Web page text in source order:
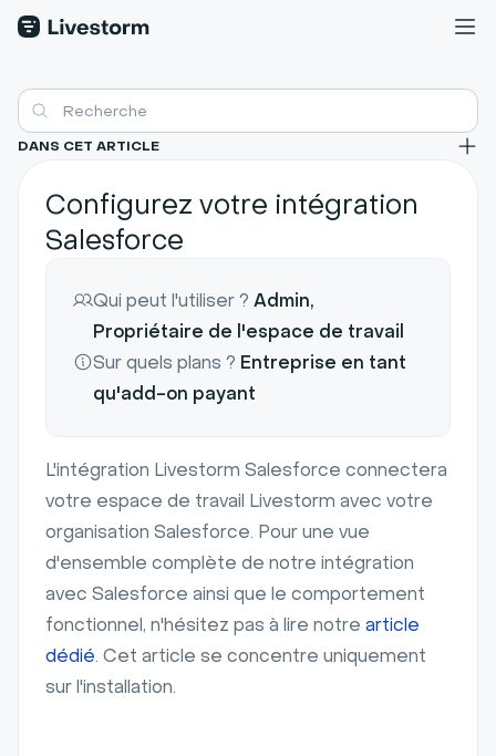
DANS CET ARTICLE
Configurez votre intégration
Salesforce
Qui peut l'utiliser ? Admin,
Propriétaire de l'espace de travail
Sur quels plans ? Entreprise en tant
qu'add-on payant
L'intégration Livestorm Salesforce connectera
votre espace de travail Livestorm avec votre
organisation Salesforce. Pour une vue
d'ensemble complète de notre intégration
avec Salesforce ainsi que le comportement
fonctionnel, n'hésitez pas à lire notre article
dédié. Cet article se concentre uniquement
sur l'installation.